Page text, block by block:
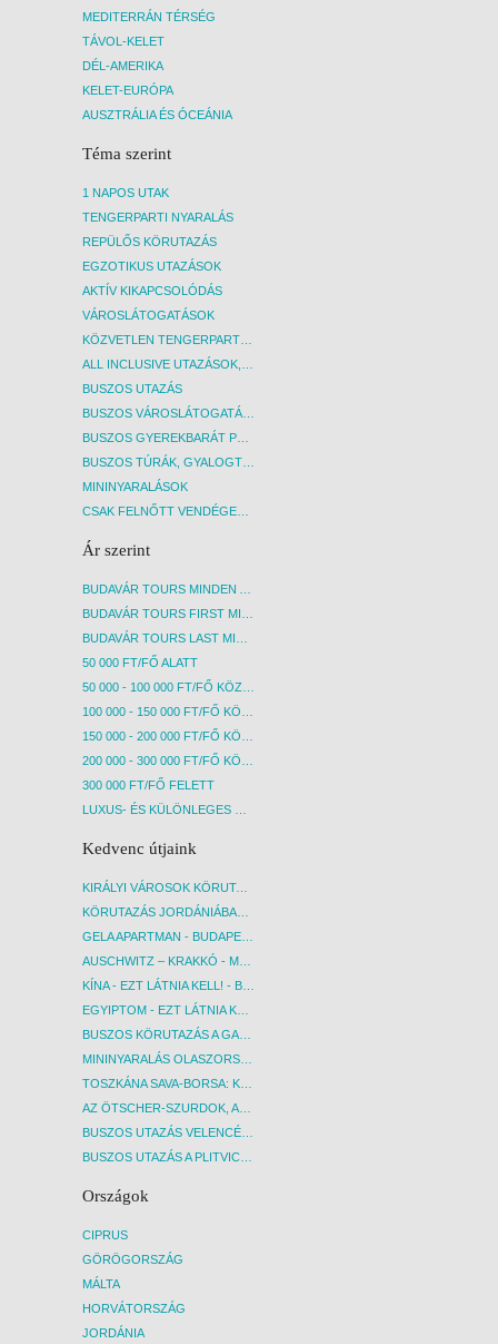
MEDITERRÁN TÉRSÉG
TÁVOL-KELET
DÉL-AMERIKA
KELET-EURÓPA
AUSZTRÁLIA ÉS ÓCEÁNIA
Téma szerint
1 NAPOS UTAK
TENGERPARTI NYARALÁS
REPÜLŐS KÖRUTAZÁS
EGZOTIKUS UTAZÁSOK
AKTÍV KIKAPCSOLÓDÁS
VÁROSLÁTOGATÁSOK
BUSZOS UTAZÁS
MININYARALÁSOK
Ár szerint
50 000 FT/FŐ ALATT
300 000 FT/FŐ FELETT
Kedvenc útjaink
KIRÁLYI VÁROSOK KÖRUTAZÁS KÖZVETLEN REPÜLŐJÁRATTAL - BUDAPEST, REPÜLŐ
Országok
CIPRUS
GÖRÖGORSZÁG
MÁLTA
HORVÁTORSZÁG
JORDÁNIA